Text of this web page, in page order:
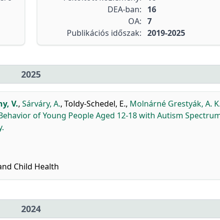
DEA-ban:
16
OA: 7
Publikációs időszak: 2019-2025
2025
V., Sárváry, A., Toldy-Schedel, E., Molnárné Grestyák, A.
of Young People Aged 12-18 with Autism
Child Health
2024